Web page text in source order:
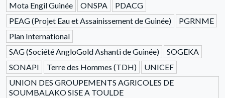
Mota Engil Guinée
ONSPA
PDACG
PEAG (Projet Eau et Assainissement de Guinée)
PGRNME
Plan International
SAG (Société AngloGold Ashanti de Guinée)
SOGEKA
SONAPI
Terre des Hommes (TDH)
UNICEF
UNION DES GROUPEMENTS AGRICOLES DE
SOUMBALAKO SISE A TOULDE